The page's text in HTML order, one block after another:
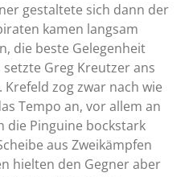
gestaltete sich dann der
kamen langsam
die beste Gelegenheit
Greg Kreutzer ans
Krefeld zog zwar nach wie
Tempo an, vor allem an
die Pinguine bockstark
aus Zweikämpfen
hielten den Gegner aber